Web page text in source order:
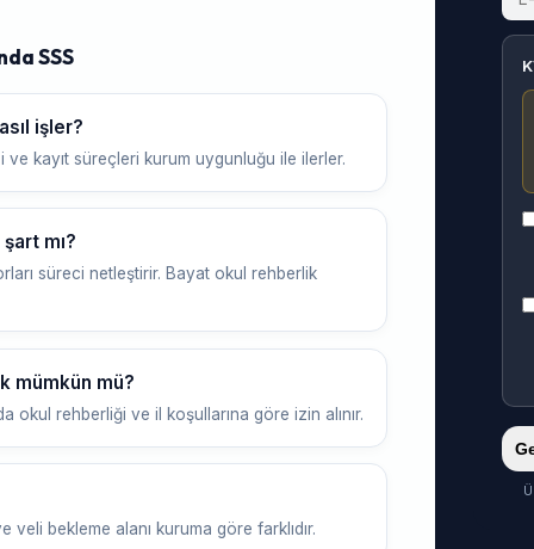
SSS
işler?
ve kayıt süreçleri kurum uygunluğu ile ilerler.
mı?
süreci netleştirir. Bayat okul rehberlik
mümkün mü?
okul rehberliği ve il koşullarına göre izin alınır.
bekleme alanı kuruma göre farklıdır.